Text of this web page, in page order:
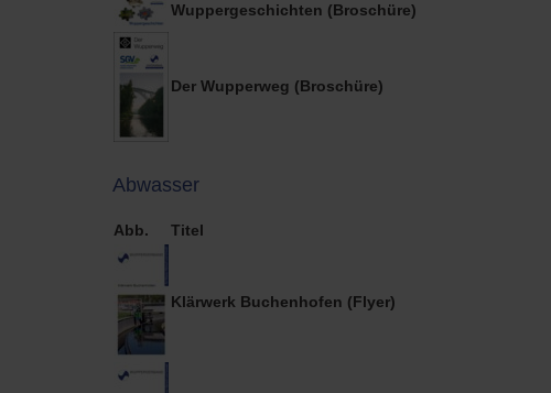
Wuppergeschichten (Broschüre)
Der Wupperweg (Broschüre)
Abwasser
Abb. Titel
Klärwerk Buchenhofen (Flyer)